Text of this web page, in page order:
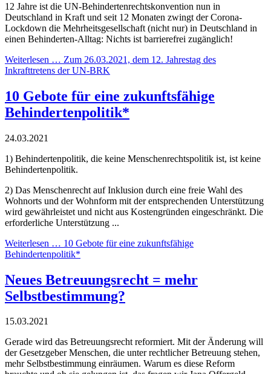
12 Jahre ist die UN-Behindertenrechtskonvention nun in
Deutschland in Kraft und seit 12 Monaten zwingt der Corona-
Lockdown die Mehrheitsgesellschaft (nicht nur) in Deutschland in
einen Behinderten-Alltag: Nichts ist barrierefrei zugänglich!
Weiterlesen … Zum 26.03.2021, dem 12. Jahrestag des
Inkrafttretens der UN-BRK
10 Gebote für eine zukunftsfähige
Behindertenpolitik*
24.03.2021
1) Behindertenpolitik, die keine Menschenrechtspolitik ist, ist keine
Behindertenpolitik.
2) Das Menschenrecht auf Inklusion durch eine freie Wahl des
Wohnorts und der Wohnform mit der entsprechenden Unterstützung
wird gewährleistet und nicht aus Kostengründen eingeschränkt. Die
erforderliche Unterstützung ...
Weiterlesen … 10 Gebote für eine zukunftsfähige
Behindertenpolitik*
Neues Betreuungsrecht = mehr
Selbstbestimmung?
15.03.2021
Gerade wird das Betreuungsrecht reformiert. Mit der Änderung will
der Gesetzgeber Menschen, die unter rechtlicher Betreuung stehen,
mehr Selbstbestimmung einräumen. Warum es diese Reform